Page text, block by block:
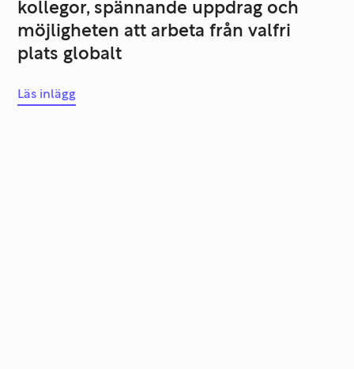
kollegor, spännande uppdrag och
möjligheten att arbeta från valfri
plats globalt
Läs inlägg